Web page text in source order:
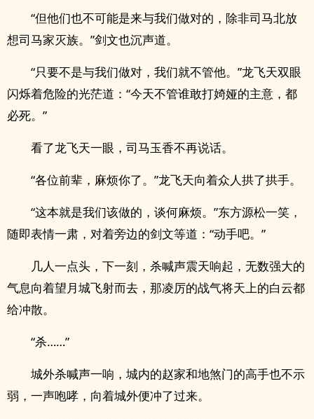
“但他们也不可能是来与我们做对的，除非司马北放
想司马家灭族。”剑文也沉声道。
“只要不是与我们做对，我们就不管他。”龙飞天双眼
闪烁着危险的光茫道：“今天不管谁敢打婍娅的主意，都
必死。”
看了龙飞天一眼，司马玉香不再说话。
“各位前辈，麻烦你了。”龙飞天向着众人拱了拱手。
“这本就是我们该做的，谈何麻烦。”东方源松一笑，
随即表情一肃，对着旁边的剑文等道：“动手吧。”
几人一点头，下一刻，杀喊声震天响起，无数强大的
气息向着望月城飞射而去，那凌厉的战气将天上的白云都
给冲散。
“杀……”
城外杀喊声一响，城内的赵家和地煞门的高手也不示
弱，一声咆哮，向着城外便冲了过来。